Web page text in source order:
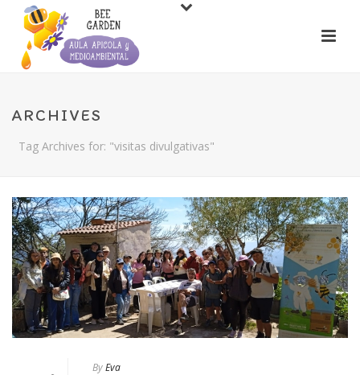
ARCHIVES
Tag Archives for: "visitas divulgativas"
ByEva